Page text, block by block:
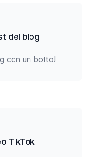
del blog
con un botto!
TikTok